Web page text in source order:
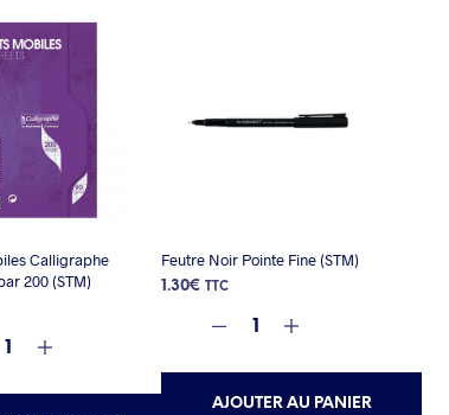
Calligraphe
200 (STM)
Feutre Noir Pointe Fine (STM)
1.30€ TTC
AJOUTER AU PANIER